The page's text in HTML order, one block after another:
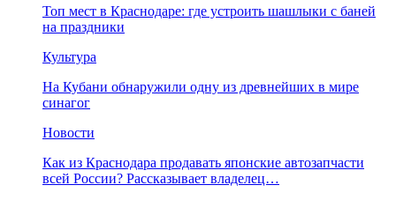
Топ мест в Краснодаре: где устроить шашлыки с баней
на праздники
Культура
На Кубани обнаружили одну из древнейших в мире
синагог
Новости
Как из Краснодара продавать японские автозапчасти
всей России? Рассказывает владелец…